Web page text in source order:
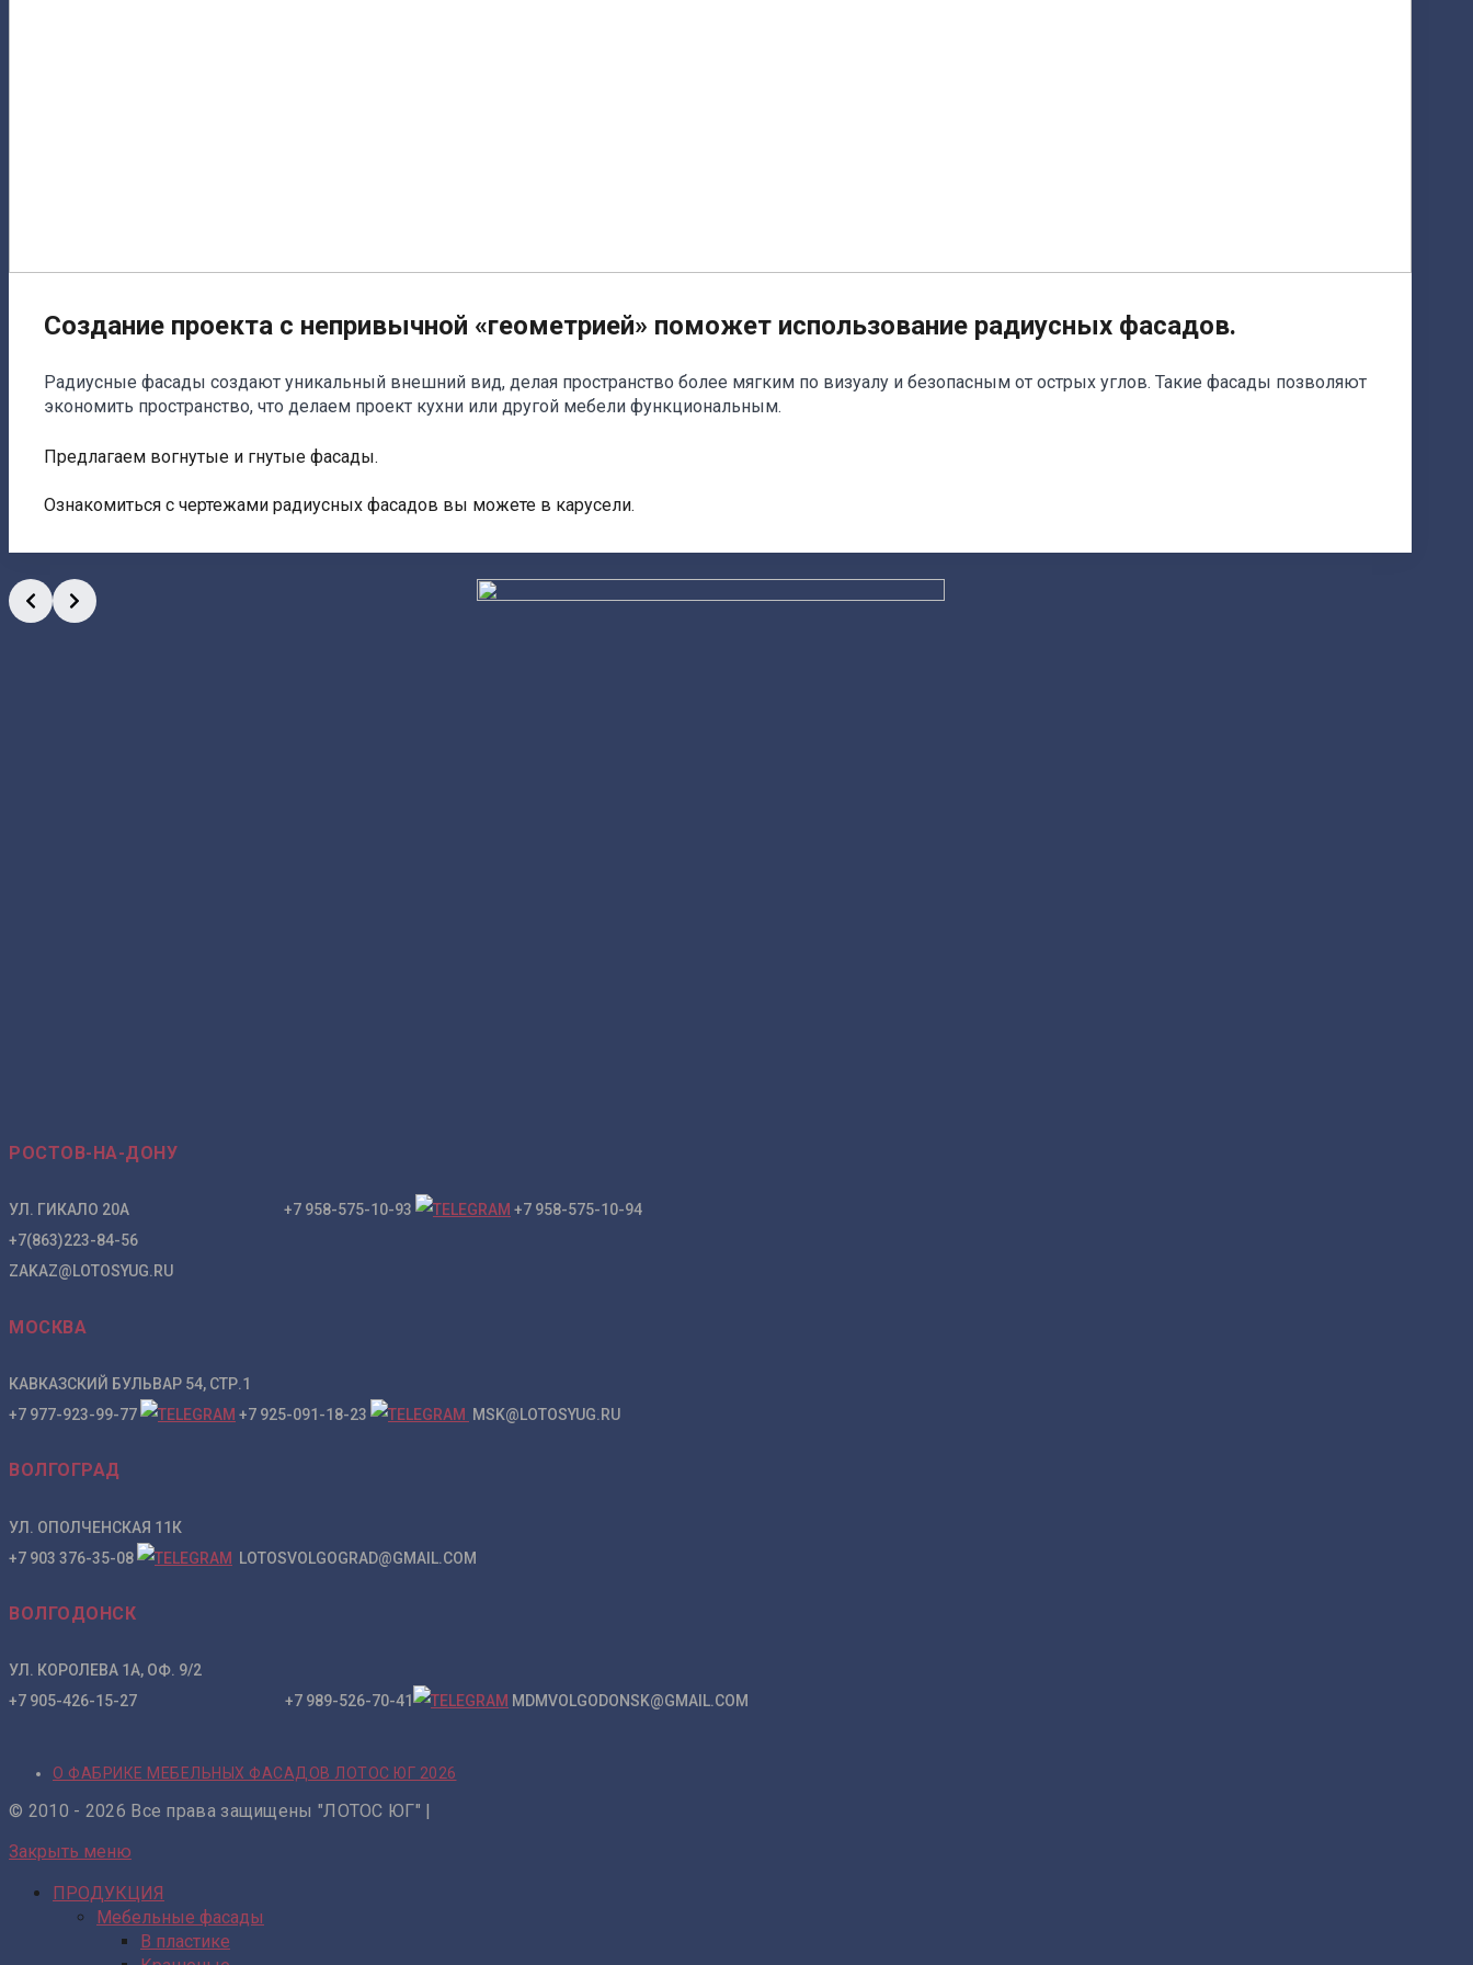
Создание проекта с непривычной «геометрией» поможет использование радиусных фасадов.
Радиусные фасады создают уникальный внешний вид, делая пространство более мягким по визуалу и безопасным от острых углов. Такие фасады позволяют
экономить пространство, что делаем проект кухни или другой мебели функциональным.
Предлагаем вогнутые и гнутые фасады.
Ознакомиться с чертежами радиусных фасадов вы можете в карусели.
РОСТОВ-НА-ДОНУ
УЛ. ГИКАЛО 20А +7 958-575-10-93
+7 958-575-10-94
+7(863)223-84-56
ZAKAZ@LOTOSYUG.RU
МОСКВА
КАВКАЗСКИЙ БУЛЬВАР 54, СТР.1
+7 977-923-99-77
+7 925-091-18-23 MSK@LOTOSYUG.RU
ВОЛГОГРАД
УЛ. ОПОЛЧЕНСКАЯ 11К
+7 903 376-35-08
LOTOSVOLGOGRAD@GMAIL.COM
ВОЛГОДОНСК
УЛ. КОРОЛЕВА 1А, ОФ. 9/2
+7 905-426-15-27 +7 989-526-70-41
MDMVOLGODONSK@GMAIL.COM
О ФАБРИКЕ МЕБЕЛЬНЫХ ФАСАДОВ ЛОТОС ЮГ 2026
© 2010 - 2026 Все права защищены "ЛОТОС ЮГ" |
Закрыть меню
ПРОДУКЦИЯ
Мебельные фасады
В пластике